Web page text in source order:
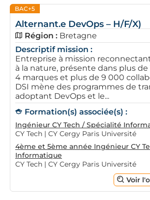
BAC+5
Alternant.e DevOps – H/F/X)
Région : Bretagne
Descriptif mission :
Entreprise à mission
à la nature, présente dans plus de
4 marques et plus de 9 000
DSI mène des programmes de
adoptant DevOps et le...
Formation(s) associée(s) :
Ingénieur CY Tech / Spécialité
CY Tech | CY Cergy Paris Université
4ème et 5ème année Ingénieur CY
Informatique
CY Tech | CY Cergy Paris Université
Voir